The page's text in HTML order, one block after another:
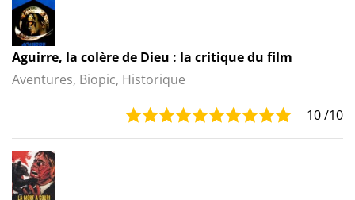
Aguirre, la colère de Dieu : la critique du film
Aventures, Biopic, Historique
10/10